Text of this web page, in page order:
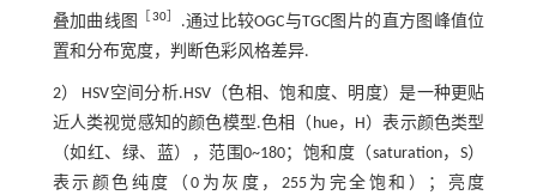
叠加曲线图
30］
.通过比较OGC与TGC图片的直方图峰值位
置和分布宽度，判断色彩风格差异.
2） HSV空间分析.HSV（色相、饱和度、明度）是一种更贴
近人类视觉感知的颜色模型.色相（hue，H）表示颜色类型
（如红、绿、蓝），范围0~180；饱和度（saturation，S）
表示颜色纯度（0为灰度，255为完全饱和）；亮度